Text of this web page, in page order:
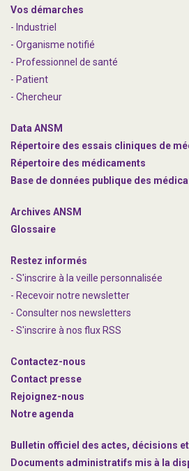
Vos démarches
- Industriel
- Organisme notifié
- Professionnel de santé
- Patient
- Chercheur
Data ANSM
Répertoire des essais cliniques de
Répertoire des médicaments
Base de données publique des
Archives ANSM
Glossaire
Restez informés
- S'inscrire à la veille personnalisée
- Recevoir notre newsletter
- Consulter nos newsletters
- S'inscrire à nos flux RSS
Contactez-nous
Contact presse
Rejoignez-nous
Notre agenda
Bulletin officiel des actes, décisions
Documents administratifs mis à la